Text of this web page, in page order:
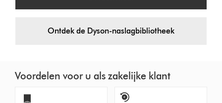
Ontdek de Dyson-naslagbibliotheek
Voordelen voor u als zakelijke klant